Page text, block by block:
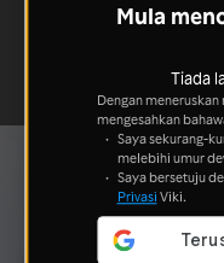
Mula
Tiada
Dengan
mengesahkan
Saya sekurang-
melebihi umur
Saya bersetuju
Privasi Viki.